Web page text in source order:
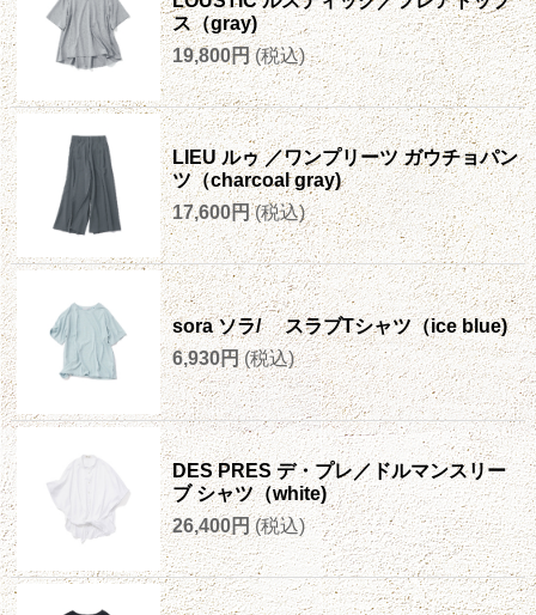
ス（gray)
19,800円 (税込)
LIEU ルゥ ／ワンプリーツ ガウチョパン
ツ（charcoal gray)
17,600円 (税込)
sora ソラ/ スラブTシャツ（ice blue)
6,930円 (税込)
DES PRES デ・プレ／ドルマンスリー
ブ シャツ（white)
26,400円 (税込)